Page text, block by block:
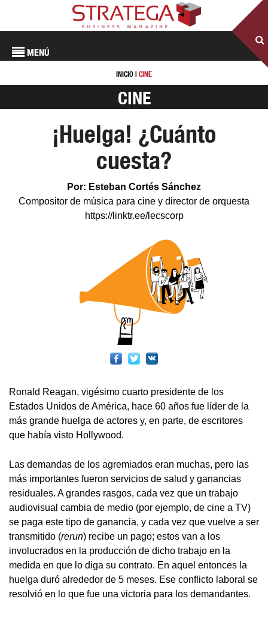
MENÚ
INICIO | CINE
CINE
¡Huelga! ¿Cuánto
cuesta?
Por: Esteban Cortés Sánchez
Compositor de música para cine y director de orquesta
https://linktr.ee/lecscorp
Ronald Reagan, vigésimo cuarto presidente de los
Estados Unidos de América, hace 60 años fue líder de la
más grande huelga de actores y, en parte, de escritores
que había visto Hollywood.
Las demandas de los agremiados eran muchas, pero las
más importantes fueron servicios de salud y ganancias
residuales. A grandes rasgos, cada vez que un trabajo
audiovisual cambia de medio (por ejemplo, de cine a TV)
se paga este tipo de ganancia, y cada vez que vuelve a ser
transmitido (rerun) recibe un pago; estos van a los
involucrados en la producción de dicho trabajo en la
medida en que lo diga su contrato. En aquel entonces la
huelga duró alrededor de 5 meses. Ese conflicto laboral se
resolvió en lo que fue una victoria para los demandantes.